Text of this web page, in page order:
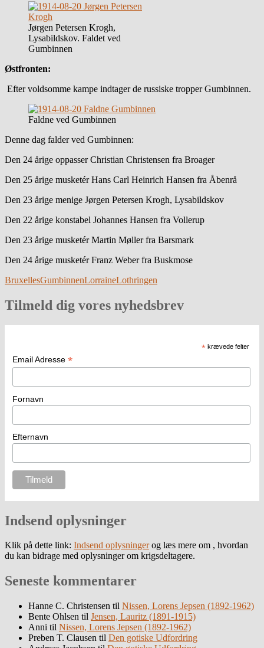
Jørgen Petersen Krogh,
Lysabildskov. Faldet ved
Gumbinnen
Østfronten:
Efter voldsomme kampe indtager de russiske tropper Gumbinnen.
Faldne ved Gumbinnen
Denne dag falder ved Gumbinnen:
Den 24 årige oppasser Christian Christensen fra Broager
Den 25 årige musketér Hans Carl Heinrich Hansen fra Åbenrå
Den 23 årige menige Jørgen Petersen Krogh, Lysabildskov
Den 22 årige konstabel Johannes Hansen fra Vollerup
Den 23 årige musketér Martin Møller fra Barsmark
Den 24 årige musketér Franz Weber fra Buskmose
BruxellesGumbinnenLorraineLothringen
Tilmeld dig vores nyhedsbrev
* krævede felter
Email Adresse *
Fornavn
Efternavn
Indsend oplysninger
Klik på dette link: Indsend oplysningerog læs mere om , hvordan
du kan bidrage med oplysninger om krigsdeltagere.
Seneste kommentarer
Hanne C. Christensen til Nissen, Lorens Jepsen (1892-1962)
Bente Ohlsen til Jensen, Lauritz (1891-1915)
Anni til Nissen, Lorens Jepsen (1892-1962)
Preben T. Clausen til Den gotiske Udfordring